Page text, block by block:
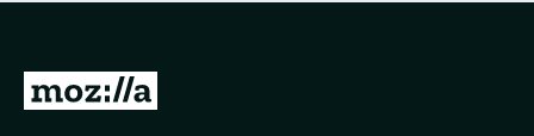
无
转